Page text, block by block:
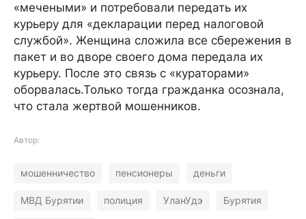
«мечеными» и потребовали передать их
курьеру для «декларации перед налоговой
службой». Женщина сложила все сбережения в
пакет и во дворе своего дома передала их
курьеру. После это связь с «кураторами»
оборвалась.Только тогда гражданка осознала,
что стала жертвой мошенников.
Автор:
мошенничество пенсионеры деньги
МВД Бурятии полиция УланУдэ Бурятия